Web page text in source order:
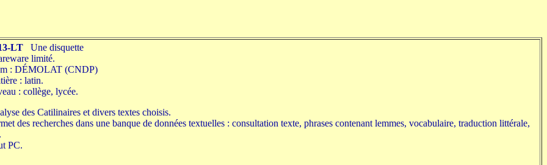
LT Une disquette
limité.
: DÉMOLAT (CNDP)
: latin.
: collège, lycée.
des Catilinaires et divers textes choisis.
des recherches dans une banque de données textuelles : consultation texte, phrases contenant lemmes, vocabulaire, traduction littérale,
PC.